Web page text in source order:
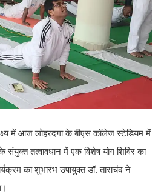
में आज लोहरदगा के बीएस कॉलेज स्टेडियम में
तत्वावधान में एक विशेष योग शिविर का
का शुभारंभ उपायुक्त डॉ. ताराचंद ने